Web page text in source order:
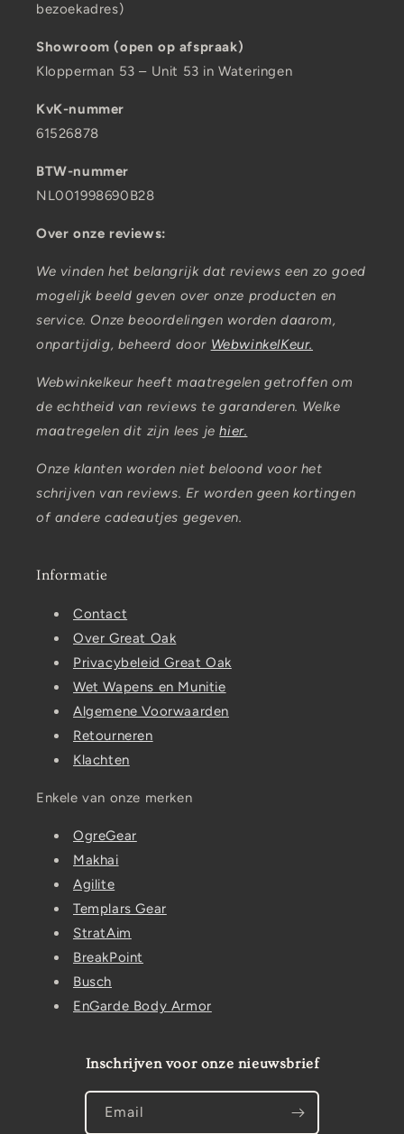
bezoekadres)
Showroom (open op afspraak)
Klopperman 53 – Unit 53 in Wateringen
KvK-nummer
61526878
BTW-nummer
NL001998690B28
Over onze reviews:
We vinden het belangrijk dat reviews een zo goed
mogelijk beeld geven over onze producten en
service. Onze beoordelingen worden daarom,
onpartijdig, beheerd door WebwinkelKeur.
Webwinkelkeur heeft maatregelen getroffen om
de echtheid van reviews te garanderen. Welke
maatregelen dit zijn lees jehier.
Onze klanten worden niet beloond voor het
schrijven van reviews. Er worden geen kortingen
of andere cadeautjes gegeven.
Informatie
Contact
Over Great Oak
Privacybeleid Great Oak
Wet Wapens en Munitie
Algemene Voorwaarden
Retourneren
Klachten
Enkele van onze merken
OgreGear
Makhai
Agilite
Templars Gear
StratAim
BreakPoint
Busch
EnGarde Body Armor
Inschrijven voor onze nieuwsbrief
Email